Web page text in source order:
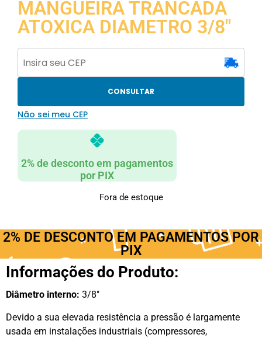
MANGUEIRA TRANCADA
ATOXICA DIAMETRO 3/8″
CONSULTAR
Não sei meu CEP
2% de desconto em pagamentos
por PIX
Fora de estoque
2% DE DESCONTO EM PAGAMENTOS POR
PIX
Informações do Produto:
Diâmetro interno: 3/8″
Devido a sua elevada resistência a pressão é largamente
usada em instalações industriais (compressores,